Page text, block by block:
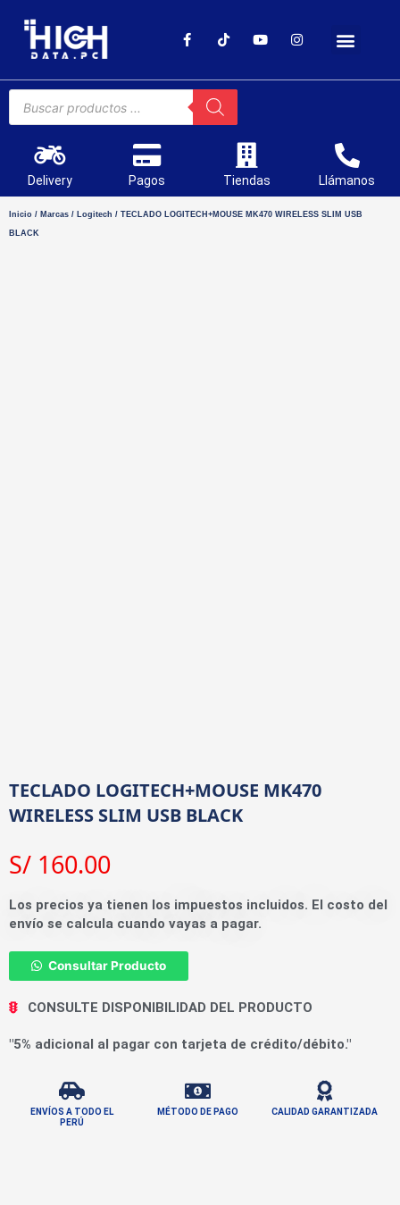
Delivery Pagos Tiendas Llámanos
Inicio / Marcas / Logitech / TECLADO LOGITECH+MOUSE MK470 WIRELESS SLIM USB
BLACK
TECLADO LOGITECH+MOUSE MK470
WIRELESS SLIM USB BLACK
S/ 160.00
Los precios ya tienen los impuestos incluidos. El costo del
envío se calcula cuando vayas a pagar.
Consultar Producto
CONSULTE DISPONIBILIDAD DEL PRODUCTO
"5% adicional al pagar con tarjeta de crédito/débito."
ENVÍOS A TODO EL
PERÚ
MÉTODO DE PAGO CALIDAD GARANTIZADA